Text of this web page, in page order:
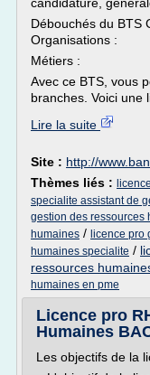
Débouchés du BTS
Organisations :
Métiers :
Avec ce BTS, vous
branches. Voici une
Lire la suite
Site : http://
Thèmes liés :
specialite assistant de
gestion des ressources
humaines / licence pro
humaines specialite /
ressources
humaines en pme
Licence pro
Humaines
Les objectifs de la